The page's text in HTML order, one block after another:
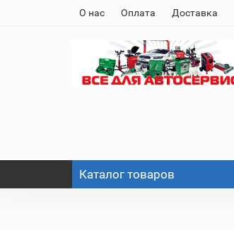
О нас Оплата Доставка
Каталог товаров